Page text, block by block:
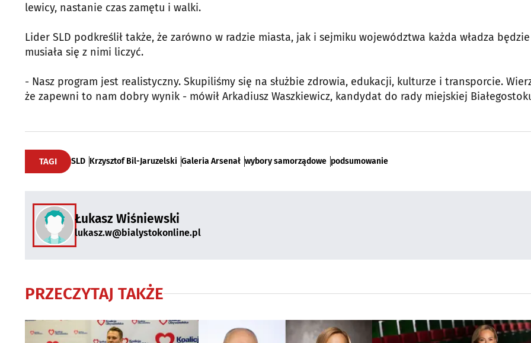
lewicy, nastanie czas zamętu i walki.
Lider SLD podkreślił także, że zarówno w radzie miasta, jak i sejmiku województwa każda władza będzie
musiała się z nimi liczyć.
- Nasz program jest realistyczny. Skupiliśmy się na służbie zdrowia, edukacji, kulturze i transporcie.
że zapewni to nam dobry wynik - mówił Arkadiusz Waszkiewicz, kandydat do rady miejskiej
TAGI SLD Krzysztof Bil-Jaruzelski Galeria Arsenał wybory samorządowe podsumowanie
Łukasz Wiśniewski
lukasz.w@bialystokonline.pl
PRZECZYTAJ TAKŻE